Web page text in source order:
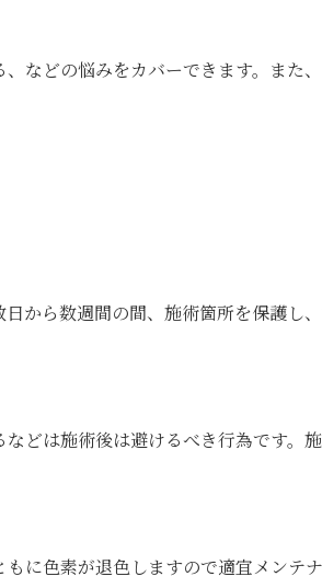
などの悩みをカバーできます。また
から数週間の間、施術箇所を保護し、
どは施術後は避けるべき行為です。
に色素が退色しますので適宜メンテナ